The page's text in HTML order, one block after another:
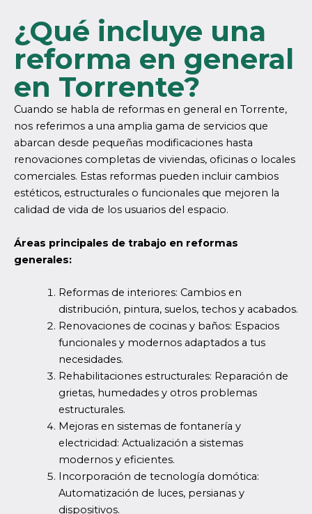
¿Qué incluye una
reforma en general
en Torrente?
Cuando se habla de reformas en general en Torrente,
nos referimos a una amplia gama de servicios que
abarcan desde pequeñas modificaciones hasta
renovaciones completas de viviendas, oficinas o locales
comerciales. Estas reformas pueden incluir cambios
estéticos, estructurales o funcionales que mejoren la
calidad de vida de los usuarios del espacio.
Áreas principales de trabajo en reformas
generales:
Reformas de interiores: Cambios en
distribución, pintura, suelos, techos y acabados.
Renovaciones de cocinas y baños: Espacios
funcionales y modernos adaptados a tus
necesidades.
Rehabilitaciones estructurales: Reparación de
grietas, humedades y otros problemas
estructurales.
Mejoras en sistemas de fontanería y
electricidad: Actualización a sistemas
modernos y eficientes.
Incorporación de tecnología domótica:
Automatización de luces, persianas y
dispositivos.